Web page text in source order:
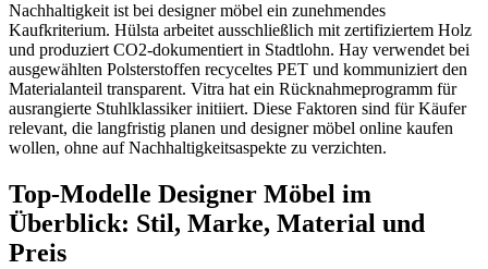
Nachhaltigkeit ist bei designer möbel ein zunehmendes
Kaufkriterium. Hülsta arbeitet ausschließlich mit zertifiziertem Holz
und produziert CO2-dokumentiert in Stadtlohn. Hay verwendet bei
ausgewählten Polsterstoffen recyceltes PET und kommuniziert den
Materialanteil transparent. Vitra hat ein Rücknahmeprogramm für
ausrangierte Stuhlklassiker initiiert. Diese Faktoren sind für Käufer
relevant, die langfristig planen und designer möbel online kaufen
wollen, ohne auf Nachhaltigkeitsaspekte zu verzichten.
Top-Modelle Designer Möbel im
Überblick: Stil, Marke, Material und
Preis